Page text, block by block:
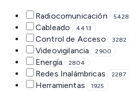
Radiocomunicación 5428
Cableado 4413
Control de Acceso 3282
Videovigilancia 2900
Energía 2804
Redes Inalámbricas 2287
Herramientas 1925